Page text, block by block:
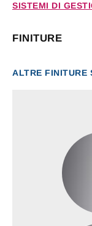
SISTEMI DI
FINITURE
ALTRE FINITURE